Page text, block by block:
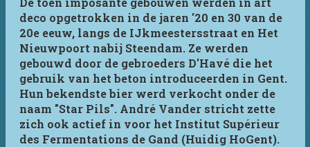
deco opgetrokken in de jaren '20 en 30 van de
20e eeuw, langs de IJkmeestersstraat en Het
Nieuwpoort nabij Steendam. Ze werden
gebouwd door de gebroeders D'Havé die het
gebruik van het beton introduceerden in Gent.
Hun bekendste bier werd verkocht onder de
naam "Star Pils". André Vander stricht zette
zich ook actief in voor het Institut Supérieur
des Fermentations de Gand (Huidig HoGent).